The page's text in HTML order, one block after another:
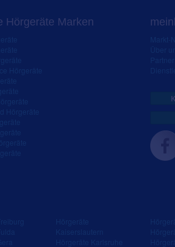
Hörgeräte Marken